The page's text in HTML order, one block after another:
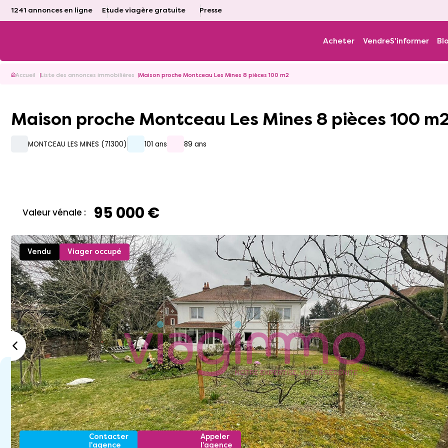
1241 annonces en ligne Etude viagère gratuite Presse
Acheter VendreS'informer
Accueil Liste des annonces immobilières Maison proche Montceau Les Mines 8 pièces 100 m2
Maison proche Montceau Les Mines 8 pièces 100
MONTCEAU LES MINES (71300) 101 ans 89 ans
Valeur vénale : 95 000 €
Vendu Viager occupé
Contacter
l'agence
Appeler
l'agence